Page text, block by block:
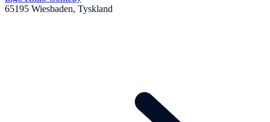
65195 Wiesbaden, Tyskland